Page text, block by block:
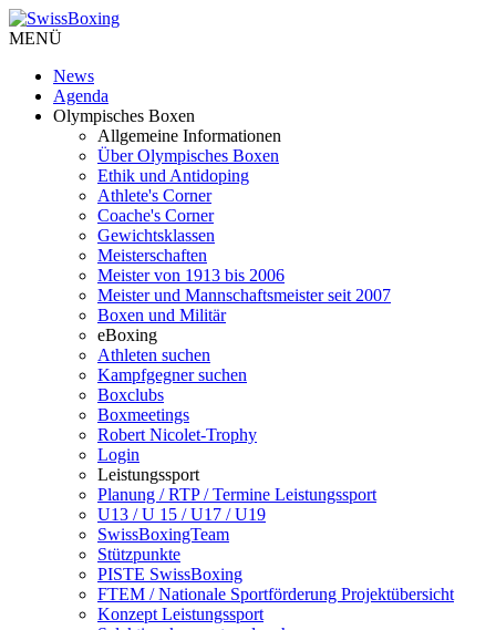
MENÜ
News
Agenda
Olympisches Boxen
Allgemeine Informationen
Über Olympisches Boxen
Ethik und Antidoping
Athlete's Corner
Coache's Corner
Gewichtsklassen
Meisterschaften
Meister von 1913 bis 2006
Meister und Mannschaftsmeister seit 2007
Boxen und Militär
eBoxing
Athleten suchen
Kampfgegner suchen
Boxclubs
Boxmeetings
Robert Nicolet-Trophy
Login
Leistungssport
Planung / RTP / Termine Leistungssport
U13 / U 15 / U17 / U19
SwissBoxingTeam
Stützpunkte
PISTE SwissBoxing
FTEM / Nationale Sportförderung Projektübersicht
Konzept Leistungssport